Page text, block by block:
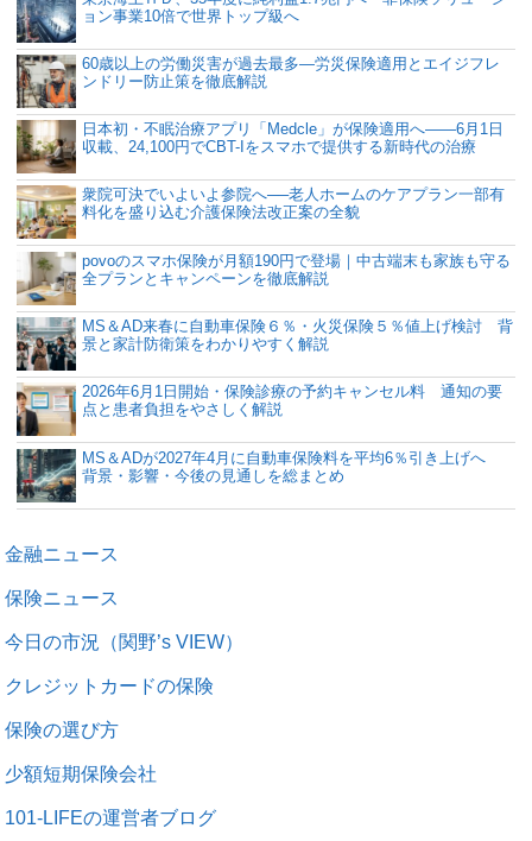
ョン事業10倍で世界トップ級へ
60歳以上の労働災害が過去最多―労災保険適用とエイジフレ
ンドリー防止策を徹底解説
日本初・不眠治療アプリ「Medcle」が保険適用へ――6月1日
収載、24,100円でCBT-Iをスマホで提供する新時代の治療
衆院可決でいよいよ参院へ──老人ホームのケアプラン一部有
料化を盛り込む介護保険法改正案の全貌
povoのスマホ保険が月額190円で登場｜中古端末も家族も守る
全プランとキャンペーンを徹底解説
MS＆AD来春に自動車保険６％・火災保険５％値上げ検討 背
景と家計防衛策をわかりやすく解説
2026年6月1日開始・保険診療の予約キャンセル料 通知の要
点と患者負担をやさしく解説
MS＆ADが2027年4月に自動車保険料を平均6％引き上げへ
背景・影響・今後の見通しを総まとめ
金融ニュース
保険ニュース
今日の市況（関野’s VIEW）
クレジットカードの保険
保険の選び方
少額短期保険会社
101-LIFEの運営者ブログ